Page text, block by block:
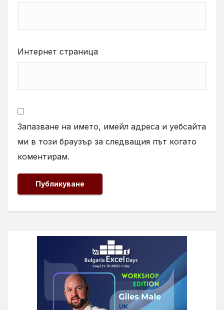
Интернет страница
Запазване на името, имейл адреса и уебсайта
ми в този браузър за следващия път когато
коментирам.